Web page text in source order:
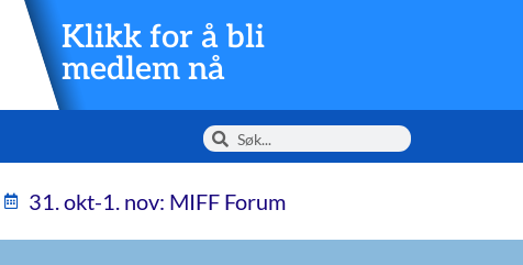
Klikk for å bli
medlem nå
31. okt-1. nov: MIFF Forum